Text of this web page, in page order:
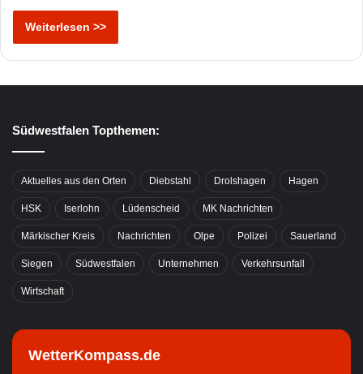
Weiterlesen >>
Südwestfalen Topthemen:
Aktuelles aus den Orten Diebstahl Drolshagen Hagen
HSK Iserlohn Lüdenscheid MK Nachrichten
Märkischer Kreis Nachrichten Olpe Polizei Sauerland
Siegen Südwestfalen Unternehmen Verkehrsunfall
Wirtschaft
WetterKompass.de